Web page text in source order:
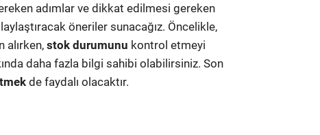
adımlar ve dikkat edilmesi gereken
öneriler sunacağız. Öncelikle,
alırken, stok durumunu kontrol etmeyi
daha fazla bilgi sahibi olabilirsiniz. Son
de faydalı olacaktır.